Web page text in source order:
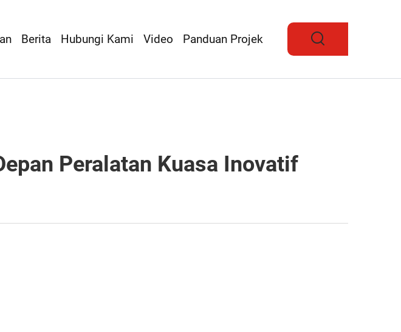
Berita Hubungi Kami Video Panduan Projek
Peralatan Kuasa Inovatif